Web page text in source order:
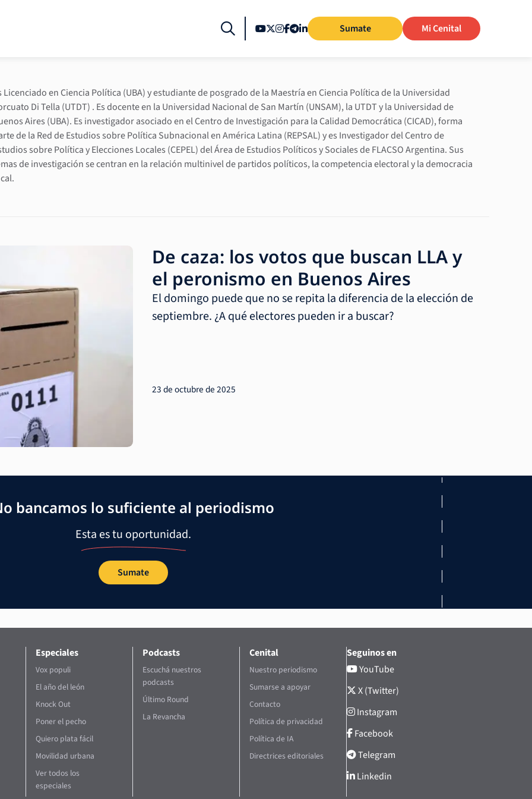
Sumate Mi Cenital
Licenciado en Ciencia Política (UBA) y estudiante de posgrado de la Maestría en Ciencia Política de la Universidad
Di Tella (UTDT) . Es docente en la Universidad Nacional de San Martín (UNSAM), la UTDT y la Universidad de
Aires (UBA). Es investigador asociado en el Centro de Investigación para la Calidad Democrática (CICAD), forma
de la Red de Estudios sobre Política Subnacional en América Latina (REPSAL) y es Investigador del Centro de
sobre Política y Elecciones Locales (CEPEL) del Área de Estudios Políticos y Sociales de FLACSO Argentina. Sus
de investigación se centran en la relación multinivel de partidos políticos, la competencia electoral y la democracia
De caza: los votos que buscan LLA y
el peronismo en Buenos Aires
El domingo puede que no se repita la diferencia de la elección de
septiembre. ¿A qué electores pueden ir a buscar?
23 de octubre de 2025
bancamos lo suficiente al periodismo
Esta es tu oportunidad.
Sumate
Especiales
Vox populi
El año del león
Knock Out
Poner el pecho
Quiero plata fácil
Movilidad urbana
Ver todos los
especiales
Podcasts
Escuchá nuestros
podcasts
Último Round
La Revancha
Cenital
Nuestro periodismo
Sumarse a apoyar
Contacto
Política de privacidad
Política de IA
Directrices editoriales
Seguinos en
YouTube
X (Twitter)
Instagram
Facebook
Telegram
Linkedin